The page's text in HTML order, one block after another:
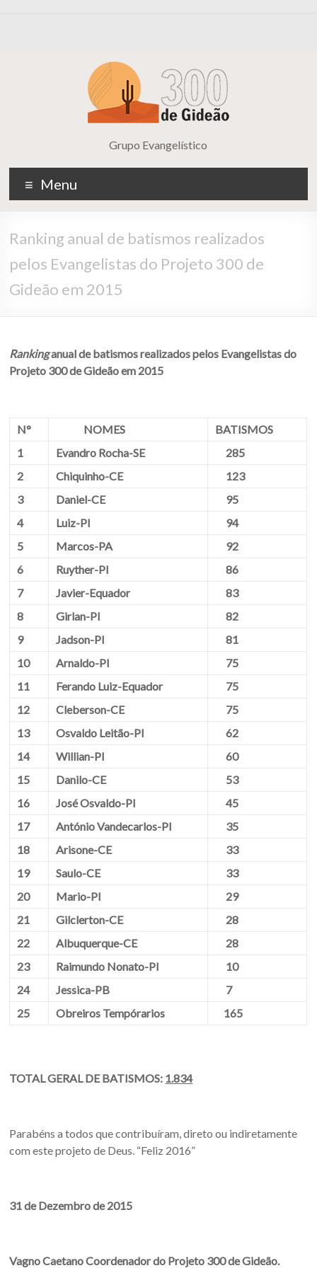
Grupo Evangelístico
Menu
Ranking anual de batismos realizados
pelos Evangelistas do Projeto 300 de
Gideão em 2015
Rankinganual de batismos realizados pelos Evangelistas do
Projeto 300 de Gideão em 2015
N° NOMES
BATISMOS
1
Evandro Rocha-SE
285
2
Chiquinho-CE
123
3
Daniel-CE
95
4
Luiz-PI
94
5
Marcos-PA
92
6
Ruyther-PI
86
7
Javier-Equador
83
8
Girlan-PI
82
9
Jadson-PI
81
10
Arnaldo-PI
75
11
Ferando Luiz-Equador
75
12
Cleberson-CE
75
13
Osvaldo Leitão-PI
62
14
Willian-PI
60
15
Danilo-CE
53
16
José Osvaldo-PI
45
17
António Vandecarlos-PI
35
18
Arisone-CE
33
19
Saulo-CE
33
20
Mario-PI
29
21
Gilclerton-CE
28
22
Albuquerque-CE
28
23
Raimundo Nonato-PI
10
24
Jessica-PB
7
25
Obreiros Tempórarios 165
TOTAL GERAL DE BATISMOS: 1.834
Parabéns a todos que contribuíram, direto ou indiretamente
com este projeto de Deus. “Feliz 2016”
31 de Dezembro de 2015
­­­­­­­­­­­­­­­­­­­­­­­­­­­­­­­­­­Vagno Caetano Coordenador do Projeto 300 de Gideão.